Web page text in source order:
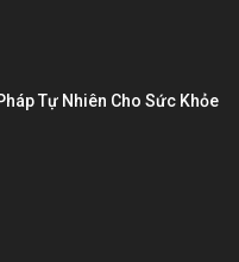
Tự Nhiên Cho Sức Khỏe